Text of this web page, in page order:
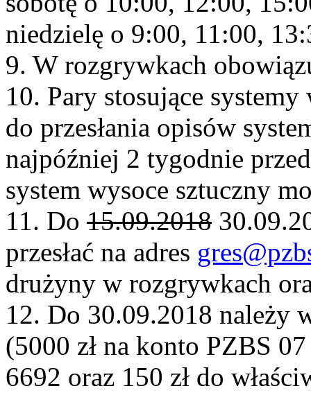
niedzielę o 9:00, 11:00,
9. W rozgrywkach
10. Pary stosujące
do przesłania opisów
najpóźniej 2 tygodnie
system wysoce sztuczny
11. Do 15.09.2018
przesłać na adres
drużyny w rozgrywkach
12. Do 30.09.2018 należy
(5000 zł na konto PZBS
6692 oraz 150 zł do